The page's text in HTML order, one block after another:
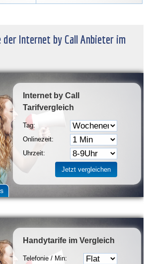
Internet by Call Anbieter im
Internet by Call
Tarifvergleich
Tag:
Onlinezeit:
Uhrzeit:
Handytarife im Vergleich
Telefonie / Min: